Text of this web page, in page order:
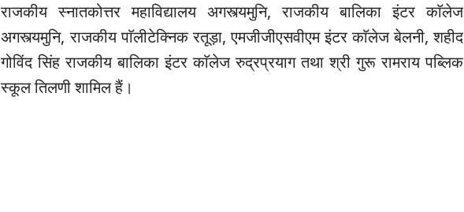
राजकीय स्नातकोत्तर महाविद्यालय अगस्त्यमुनि, राजकीय बालिका इंटर काॅलेज
अगस्त्यमुनि, राजकीय पाॅलीटेक्निक रतूड़ा, एमजीजीएसवीएम इंटर काॅलेज बेलनी, शहीद
गोविंद सिंह राजकीय बालिका इंटर काॅलेज रुद्रप्रयाग तथा श्री गुरू रामराय पब्लिक
स्कूल तिलणी शामिल हैं।